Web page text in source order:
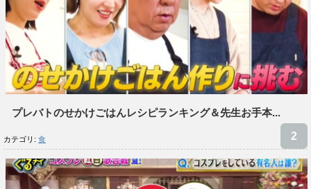
プレバトのせかけごはんレシピランキング＆先生お手本...
カテゴリ: 食